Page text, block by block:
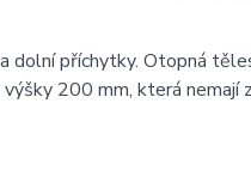
dolní příchytky. Otopná
200 mm, která nemají